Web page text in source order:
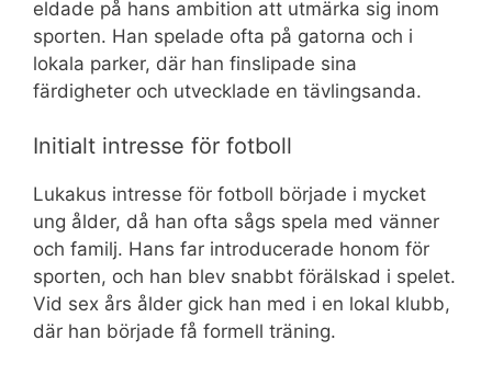
eldade på hans ambition att utmärka sig inom
sporten. Han spelade ofta på gatorna och i
lokala parker, där han finslipade sina
färdigheter och utvecklade en tävlingsanda.
Initialt intresse för fotboll
Lukakus intresse för fotboll började i mycket
ung ålder, då han ofta sågs spela med vänner
och familj. Hans far introducerade honom för
sporten, och han blev snabbt förälskad i spelet.
Vid sex års ålder gick han med i en lokal klubb,
där han började få formell träning.